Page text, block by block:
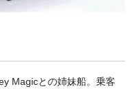
Magicとの姉妹船。乗客